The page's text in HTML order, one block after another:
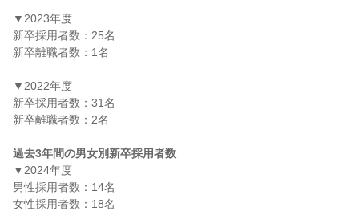
▼2023年度
新卒採用者数：25名
新卒離職者数：1名
▼2022年度
新卒採用者数：31名
新卒離職者数：2名
過去3年間の男女別新卒採用者数
▼2024年度
男性採用者数：14名
女性採用者数：18名